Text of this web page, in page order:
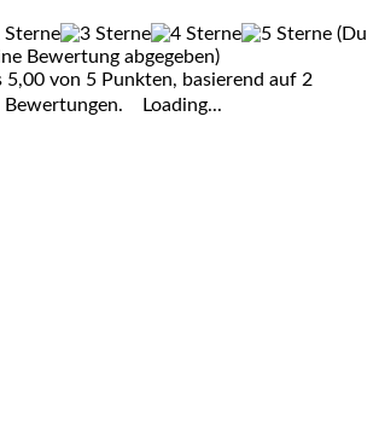
(Du
Bewertung abgegeben)
5,00 von 5 Punkten, basierend auf 2
Bewertungen.
Loading...